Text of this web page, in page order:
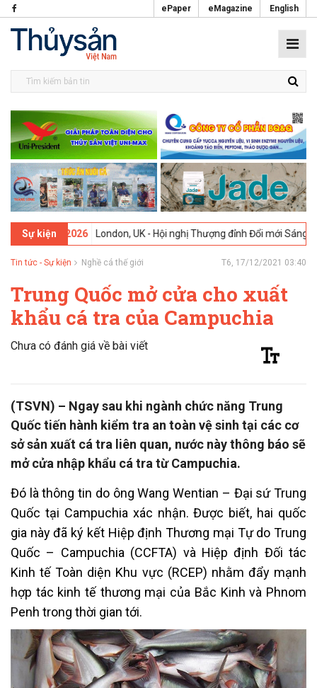
ePaper eMagazine English
Sự kiện
02-2026 London, UK - Hội nghị Thượng đỉnh Đổi mới Sáng tạo
Tin tức - Sự kiện Nghề cá thế giới T6, 17/12/2021 03:40
Trung Quốc mở cửa cho xuất
khẩu cá tra của Campuchia
Chưa có đánh giá về bài viết
(TSVN) – Ngay sau khi ngành chức năng Trung
Quốc tiến hành kiểm tra an toàn vệ sinh tại các cơ
sở sản xuất cá tra liên quan, nước này thông báo sẽ
mở cửa nhập khẩu cá tra từ Campuchia.
Đó là thông tin do ông Wang Wentian – Đại sứ Trung
Quốc tại Campuchia xác nhận. Được biết, hai quốc
gia này đã ký kết Hiệp định Thương mại Tự do Trung
Quốc – Campuchia (CCFTA) và Hiệp định Đối tác
Kinh tế Toàn diện Khu vực (RCEP) nhằm đẩy mạnh
hợp tác kinh tế thương mại của Bắc Kinh và Phnom
Penh trong thời gian tới.